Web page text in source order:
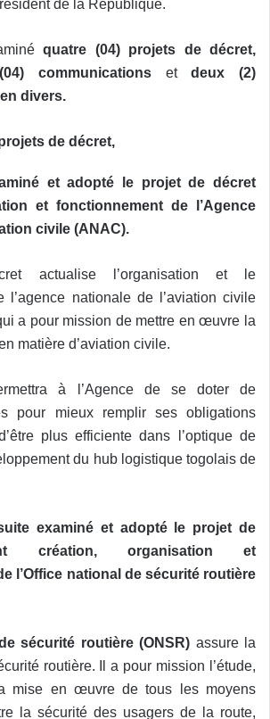
de la République.
quatre (04) projets de décret,
communications etdeux (2)
divers.
de décret,
et adopté le projet de décret
et fonctionnement de l’Agence
civile (ANAC).
actualise l’organisation et le
l’agence nationale de l’aviation civile
a pour mission de mettre en œuvre la
matière d’aviation civile.
à l’Agence de se doter de
pour mieux remplir ses obligations
plus efficiente dans l’optique de
du hub logistique togolais de
examiné et adopté le projet de
création, organisation et
l’Office national de sécurité routière
sécurité routière (ONSR) assure la
routière. Il a pour mission l’étude,
mise en œuvre de tous les moyens
la sécurité des usagers de la route,